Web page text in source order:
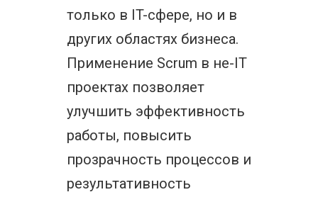
только в IT-сфере, но и в
других областях бизнеса.
Применение Scrum в не-IT
проектах позволяет
улучшить эффективность
работы, повысить
прозрачность процессов и
результативность